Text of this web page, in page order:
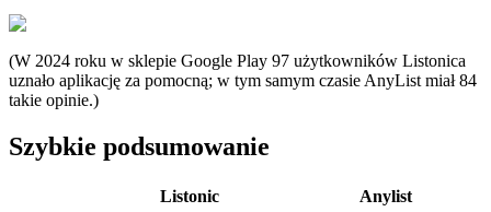
(W 2024 roku w sklepie Google Play 97 użytkowników Listonica
uznało aplikację za pomocną; w tym samym czasie AnyList miał 84
takie opinie.)
Szybkie podsumowanie
Listonic
Anylist